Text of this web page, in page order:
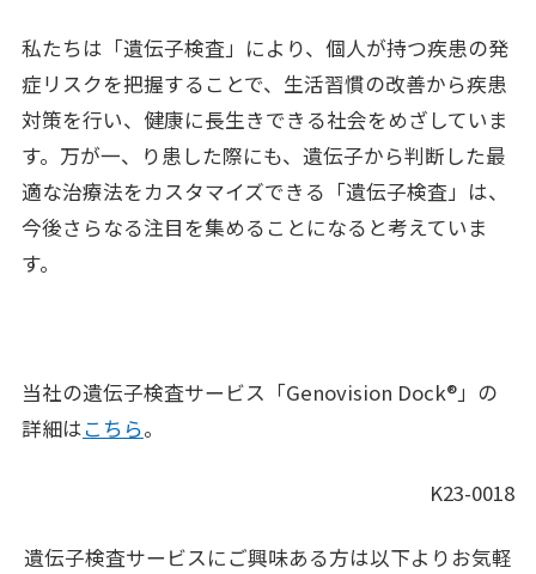
私たちは「遺伝子検査」により、個人が持つ疾患の発
症リスクを把握することで、生活習慣の改善から疾患
対策を行い、健康に長生きできる社会をめざしていま
す。万が一、り患した際にも、遺伝子から判断した最
適な治療法をカスタマイズできる「遺伝子検査」は、
今後さらなる注目を集めることになると考えていま
す。
当社の遺伝子検査サービス「Genovision Dock®」の
詳細はこちら。
K23-0018
遺伝子検査サービスにご興味ある方は以下よりお気軽